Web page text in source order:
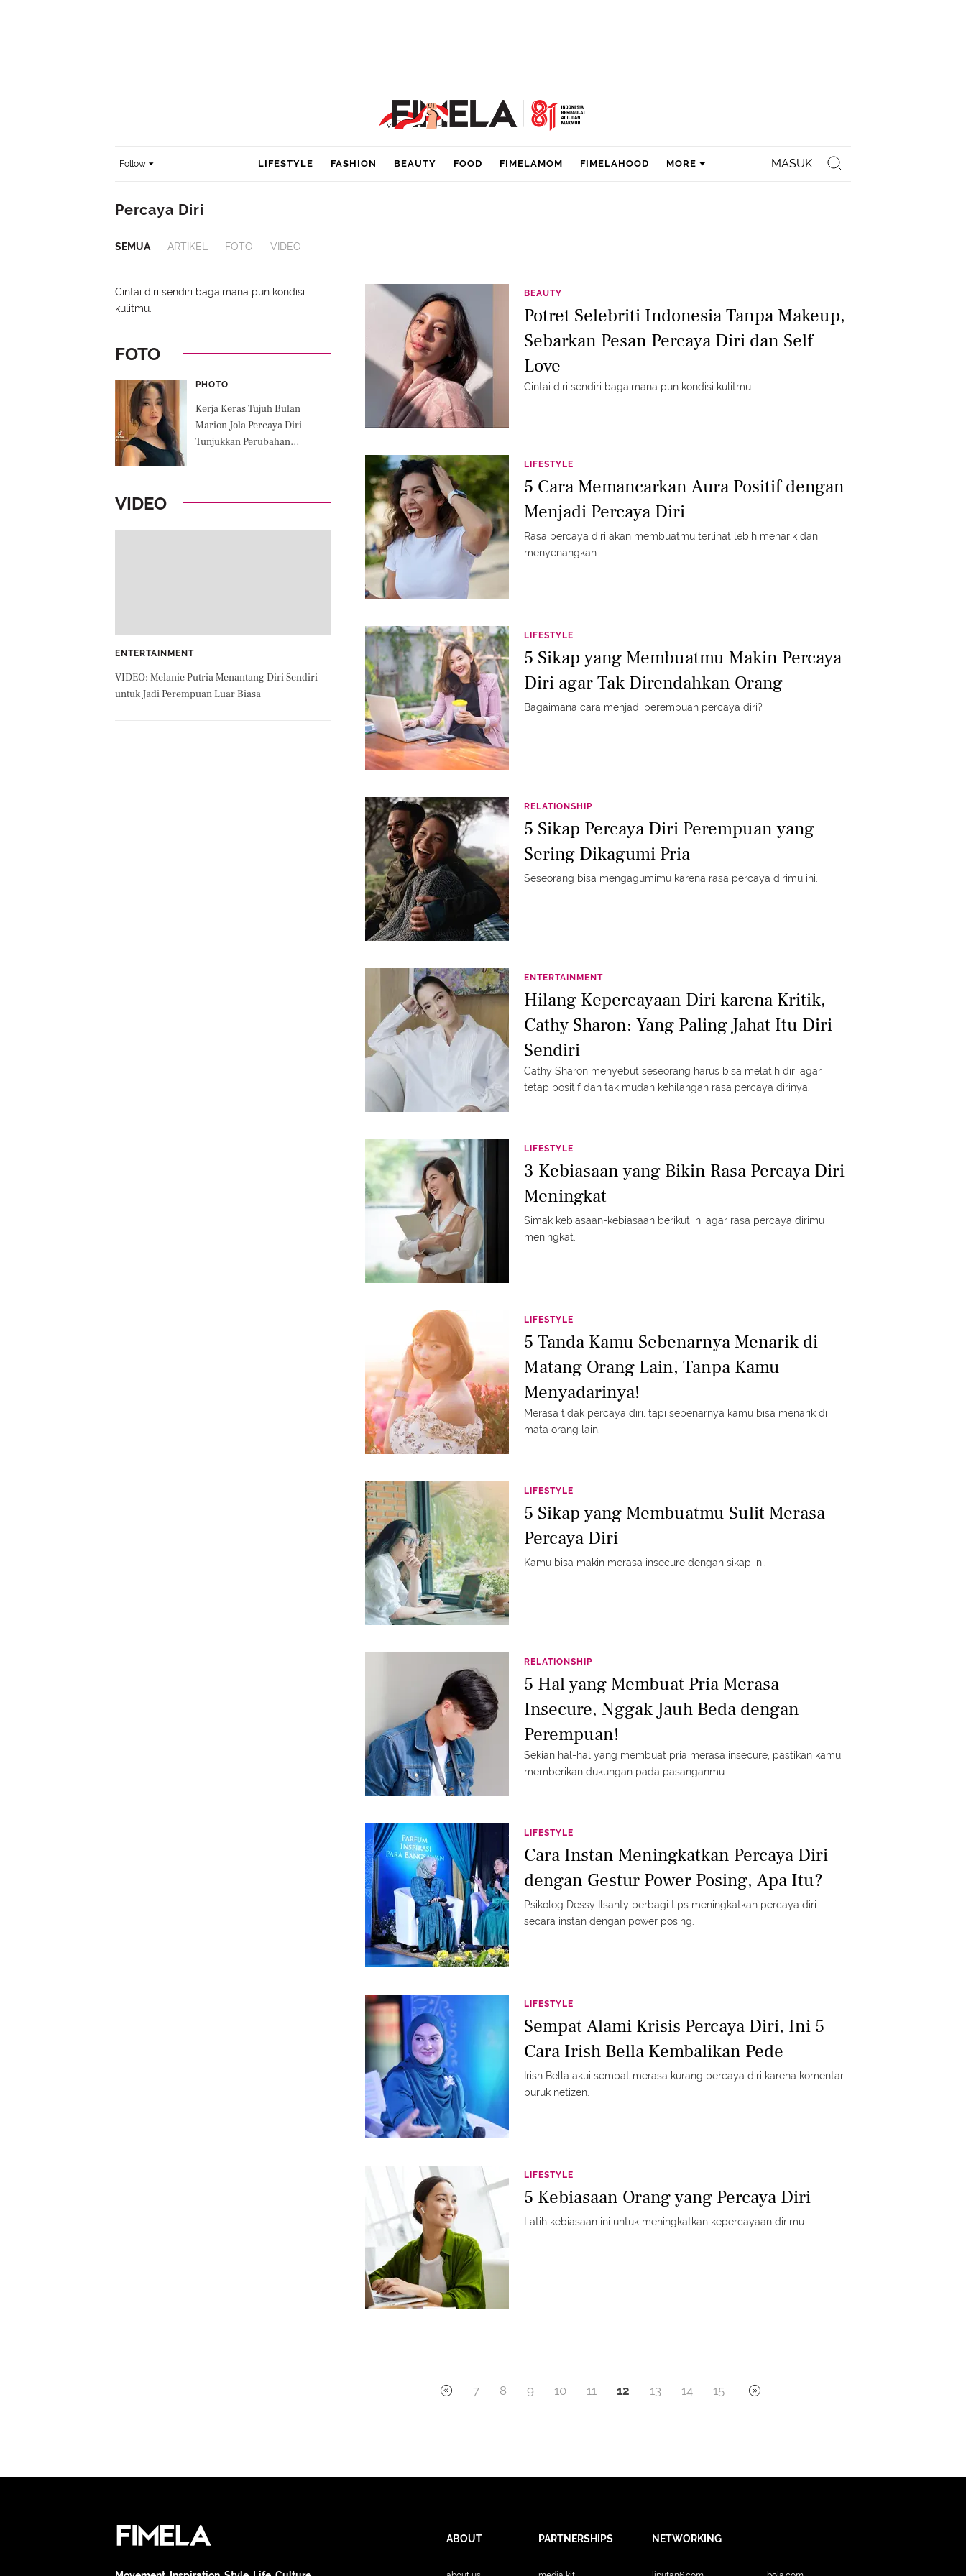
Follow MASUK
LIFESTYLE FASHION BEAUTY FOOD FIMELAMOM FIMELAHOOD MORE
Percaya Diri
SEMUA ARTIKEL FOTO VIDEO
Cintai diri sendiri bagaimana pun kondisi
kulitmu.
FOTO
PHOTO
Kerja Keras Tujuh Bulan
Marion Jola Percaya Diri
Tunjukkan Perubahan
VIDEO
ENTERTAINMENT
VIDEO: Melanie Putria Menantang Diri Sendiri
untuk Jadi Perempuan Luar Biasa
BEAUTY
Potret Selebriti Indonesia Tanpa Makeup,
Sebarkan Pesan Percaya Diri dan Self
Love
Cintai diri sendiri bagaimana pun kondisi kulitmu.
LIFESTYLE
5 Cara Memancarkan Aura Positif dengan
Menjadi Percaya Diri
Rasa percaya diri akan membuatmu terlihat lebih menarik dan
menyenangkan.
LIFESTYLE
5 Sikap yang Membuatmu Makin Percaya
Diri agar Tak Direndahkan Orang
Bagaimana cara menjadi perempuan percaya diri?
RELATIONSHIP
5 Sikap Percaya Diri Perempuan yang
Sering Dikagumi Pria
Seseorang bisa mengagumimu karena rasa percaya dirimu ini.
ENTERTAINMENT
Hilang Kepercayaan Diri karena Kritik,
Cathy Sharon: Yang Paling Jahat Itu Diri
Sendiri
Cathy Sharon menyebut seseorang harus bisa melatih diri agar
tetap positif dan tak mudah kehilangan rasa percaya dirinya.
LIFESTYLE
3 Kebiasaan yang Bikin Rasa Percaya Diri
Meningkat
Simak kebiasaan-kebiasaan berikut ini agar rasa percaya dirimu
meningkat.
LIFESTYLE
5 Tanda Kamu Sebenarnya Menarik di
Matang Orang Lain, Tanpa Kamu
Menyadarinya!
Merasa tidak percaya diri, tapi sebenarnya kamu bisa menarik di
mata orang lain.
LIFESTYLE
5 Sikap yang Membuatmu Sulit Merasa
Percaya Diri
Kamu bisa makin merasa insecure dengan sikap ini.
RELATIONSHIP
5 Hal yang Membuat Pria Merasa
Insecure, Nggak Jauh Beda dengan
Perempuan!
Sekian hal-hal yang membuat pria merasa insecure, pastikan kamu
memberikan dukungan pada pasanganmu.
LIFESTYLE
Cara Instan Meningkatkan Percaya Diri
dengan Gestur Power Posing, Apa Itu?
Psikolog Dessy Ilsanty berbagi tips meningkatkan percaya diri
secara instan dengan power posing.
LIFESTYLE
Sempat Alami Krisis Percaya Diri, Ini 5
Cara Irish Bella Kembalikan Pede
Irish Bella akui sempat merasa kurang percaya diri karena komentar
buruk netizen.
LIFESTYLE
5 Kebiasaan Orang yang Percaya Diri
Latih kebiasaan ini untuk meningkatkan kepercayaan dirimu.
7 8 9 10 11 12 13 14 15
ABOUT PARTNERSHIPS NETWORKING